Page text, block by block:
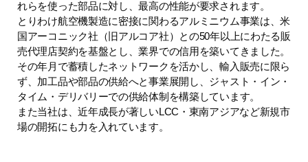
れらを使った部品に対し、最高の性能が要求されます。
とりわけ航空機製造に密接に関わるアルミニウム事業は、米
国アーコニック社（旧アルコア社）との50年以上にわたる販
売代理店契約を基盤とし、業界での信用を築いてきました。
その年月で蓄積したネットワークを活かし、輸入販売に限ら
ず、加工品や部品の供給へと事業展開し、ジャスト・イン・
タイム・デリバリーでの供給体制を構築しています。
また当社は、近年成長が著しいLCC・東南アジアなど新規市
場の開拓にも力を入れています。